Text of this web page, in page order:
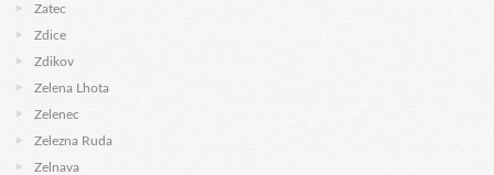
Zatec
Zdice
Zdikov
Zelena Lhota
Zelenec
Zelezna Ruda
Zelnava